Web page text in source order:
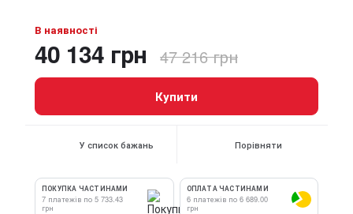
В наявності
40 134 грн 47 216 грн
Купити
У список бажань Порівняти
ПОКУПКА ЧАСТИНАМИ
7 платежів по 5 733.43
грн
ОПЛАТА ЧАСТИНАМИ
6 платежів по 6 689.00
грн